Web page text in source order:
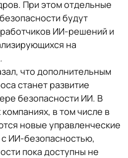
При этом отдельные
будут
ИИ-решений и
на
что дополнительным
станет развитие
безопасности ИИ. В
в том числе в
новые управленческие
ИИ-безопасностью,
пока доступны не